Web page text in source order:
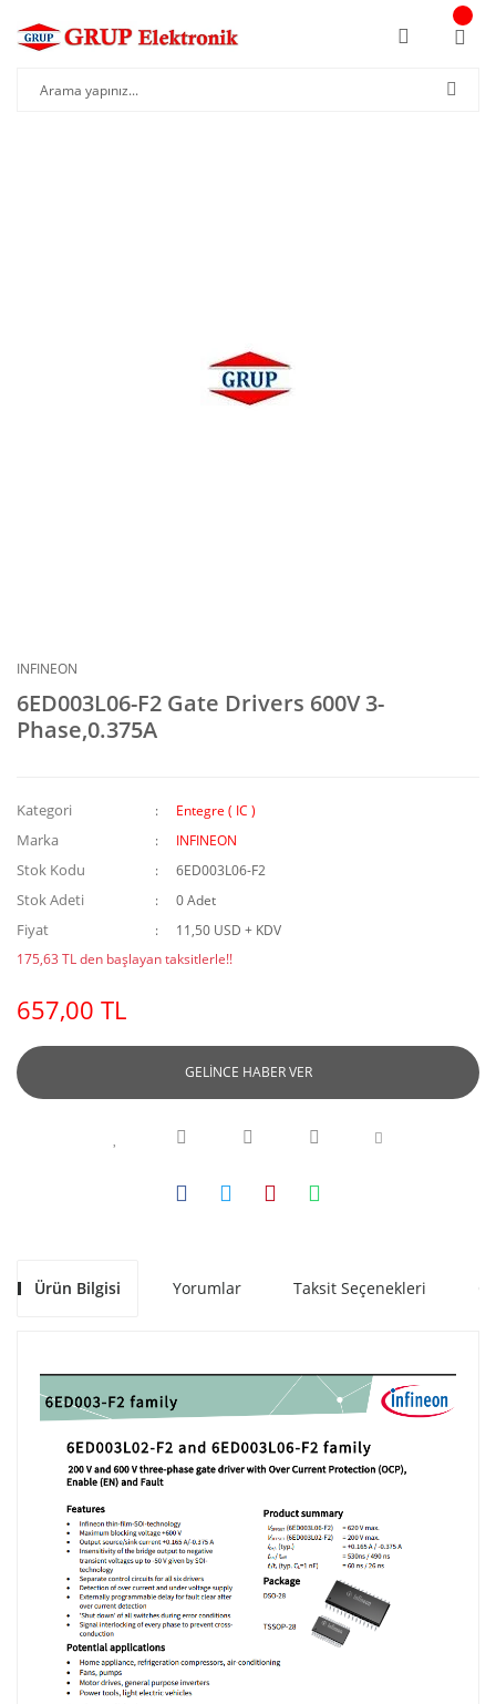
INFINEON
6ED003L06-F2 Gate Drivers 600V 3-
Phase,0.375A
Kategori Entegre ( IC )
Marka INFINEON
Stok Kodu 6ED003L06-F2
Stok Adeti 0 Adet
Fiyat
11,50 USD + KDV
175,63 TL den başlayan taksitlerle!!
657,00 TL
GELİNCE HABER VER
Ürün Bilgisi Yorumlar Taksit Seçenekleri